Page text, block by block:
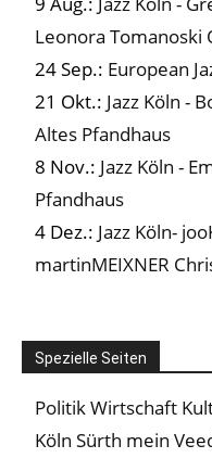
Leonora Tomanoski
24 Sep.: European
21 Okt.: Jazz Köln -
Altes Pfandhaus
8 Nov.: Jazz Köln -
Pfandhaus
4 Dez.: Jazz Köln-
martinMEIXNER
Spezielle Seiten
Politik Wirtschaft
Köln Sürth mein